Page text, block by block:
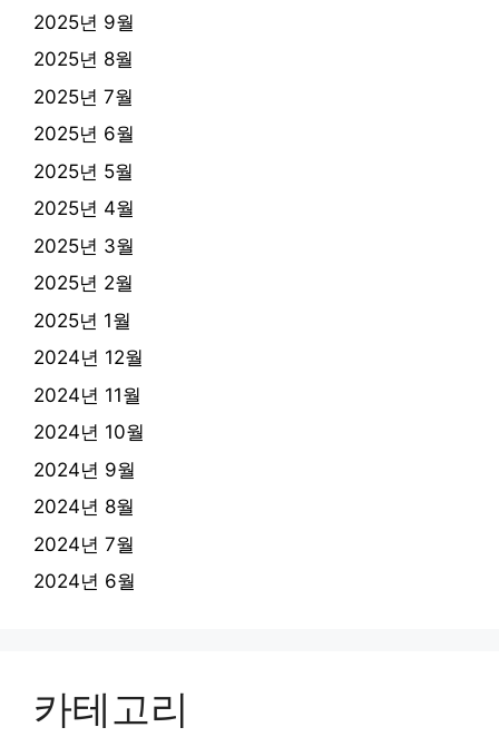
2025년 9월
2025년 8월
2025년 7월
2025년 6월
2025년 5월
2025년 4월
2025년 3월
2025년 2월
2025년 1월
2024년 12월
2024년 11월
2024년 10월
2024년 9월
2024년 8월
2024년 7월
2024년 6월
카테고리